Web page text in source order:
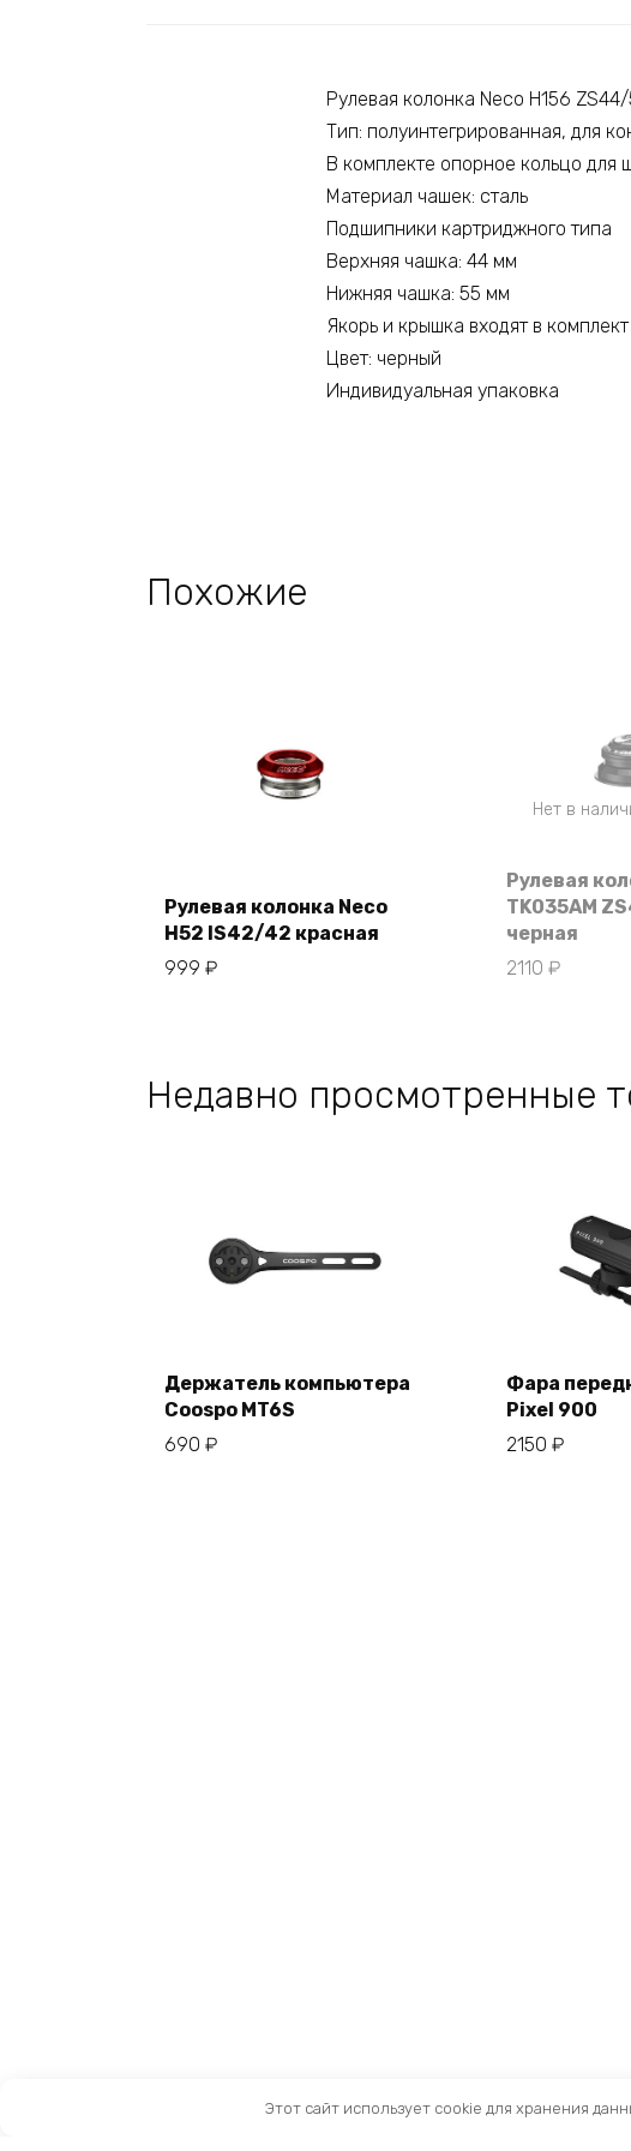
Рулевая колонка Neco H156
Тип: полуинтегрированная, для
В комплекте опорное кольцо для
Материал чашек: сталь
Подшипники картриджного типа
Верхняя чашка: 44 мм
Нижняя чашка: 55 мм
Якорь и крышка входят в комплект
Цвет: черный
Индивидуальная упаковка
Похожие
В корзину
Рулевая колонка Neco
H52 IS42/42 красная
999 ₽
Нет в
Рулевая
TK035AM
черная
2110 ₽
Недавно просмотренные
Держатель компьютера
Coospo MT6S
690 ₽
Фара
Pixel 900
2150 ₽
Этот сайт использует cookie для хранения